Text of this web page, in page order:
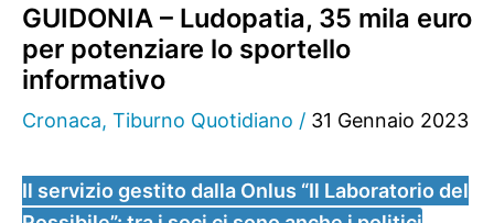
GUIDONIA – Ludopatia, 35 mila euro
per potenziare lo sportello
informativo
Cronaca, Tiburno Quotidiano / 31 Gennaio 2023
Il servizio gestito dalla Onlus “Il Laboratorio del